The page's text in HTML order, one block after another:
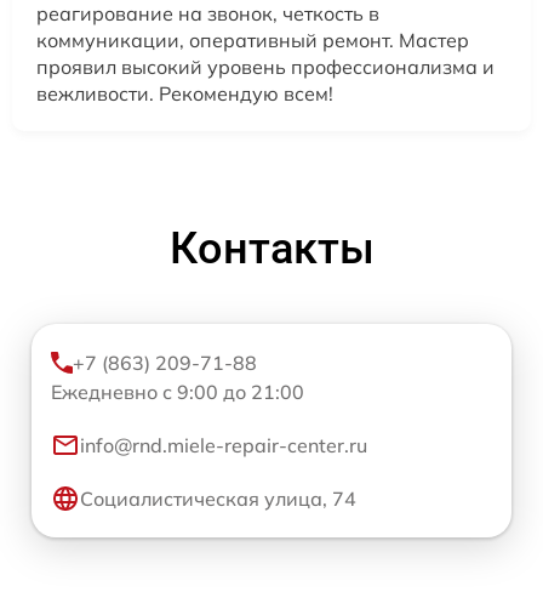
реагирование на звонок, четкость в
коммуникации, оперативный ремонт. Мастер
проявил высокий уровень профессионализма и
вежливости. Рекомендую всем!
Контакты
+7 (863) 209-71-88
Ежедневно с 9:00 до 21:00
info@rnd.miele-repair-center.ru
Социалистическая улица, 74